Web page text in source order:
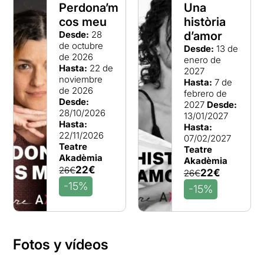
Perdona’m
cos meu
Desde: 28
de octubre
de 2026
Hasta: 22 de
noviembre
de 2026
Desde:
28/10/2026
Hasta:
22/11/2026
Teatre
Akadèmia
26€22€
-15%
Una
història
d’amor
Desde: 13 de
enero de
2027
Hasta: 7 de
febrero de
2027 Desde:
13/01/2027
Hasta:
07/02/2027
Teatre
Akadèmia
26€22€
-15%
Fotos y vídeos